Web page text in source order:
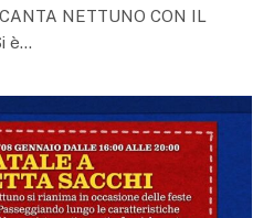
NETTUNO CON IL
è…